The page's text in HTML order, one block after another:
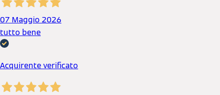
07 Maggio 2026
tutto bene
Acquirente verificato